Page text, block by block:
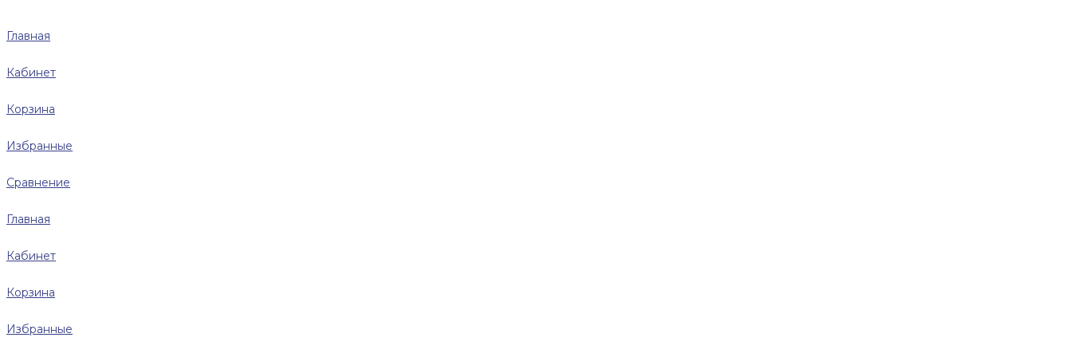
Главная
Кабинет
Корзина
Избранные
Сравнение
Главная
Кабинет
Корзина
Избранные